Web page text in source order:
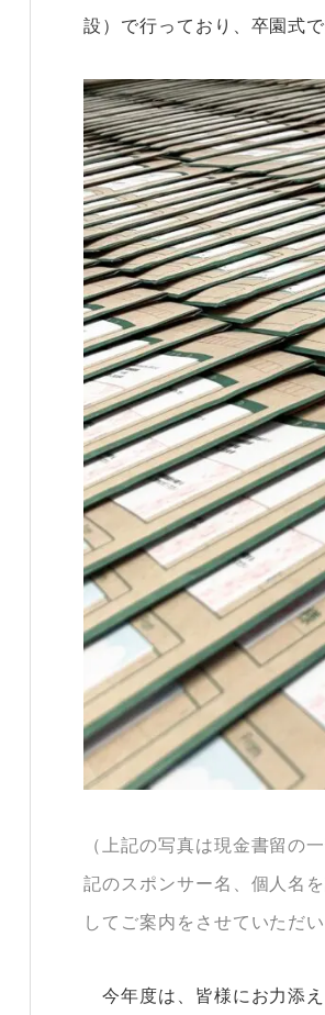
設）で行っており、卒園式
（上記の写真は現金書留の
記のスポンサー名、個人名
してご案内をさせていただい
今年度は、皆様にお力添